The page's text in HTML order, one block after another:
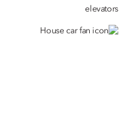
elevators
House car